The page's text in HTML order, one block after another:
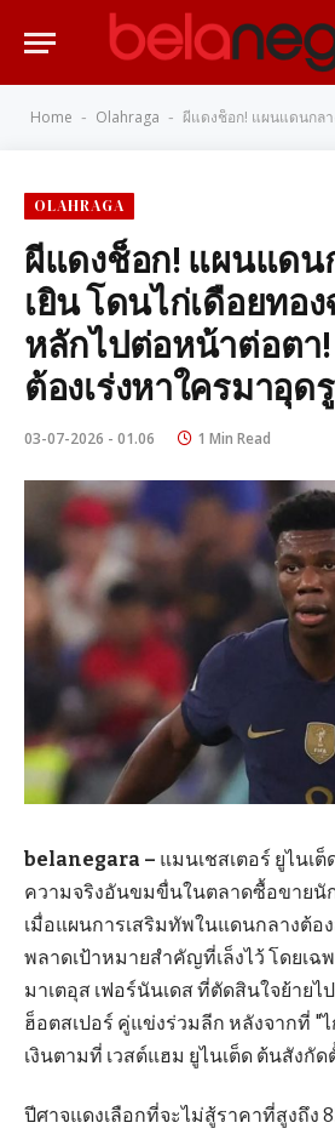
Home - Olahraga - ผีแดงช็อก! แผนแดนกลางพังยับเยิน โดนไก่เดือยทองฉกเ
OLAHRAGA
ผีแดงช็อก! แผนแดน
เยิน โดนไก่เดือยทอ
หลักไปต่อหน้าต่อตา!
ต้องเร่งหาใครมาอุด
03-07-2026 - 01.06 1 Min Read
belanegara – แมนเชสเตอร์ ยูไนเ
ความจริงอันขมขื่นในตลาดซื้อขายนั
เมื่อแผนการเสริมทัพในแดนกลางต้อ
พลาดเป้าหมายสำคัญที่เล็งไว้ โดยเฉ
มาเตอุส เฟอร์นันเดส ที่ตัดสินใจย้าย
ฮ็อตสเปอร์ คู่แข่งร่วมลีก หลังจากที่ "
เงินตามที่ เวสต์แฮม ยูไนเต็ด ต้นสังกัด
ปีศาจแดงเลือกที่จะไม่สู้ราคาที่สูงถึง